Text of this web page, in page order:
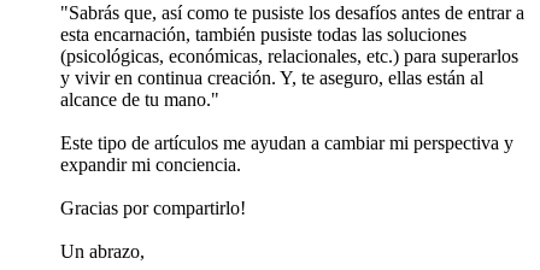
"Sabrás que, así como te pusiste los desafíos antes de entrar a
esta encarnación, también pusiste todas las soluciones
(psicológicas, económicas, relacionales, etc.) para superarlos
y vivir en continua creación. Y, te aseguro, ellas están al
alcance de tu mano."
Este tipo de artículos me ayudan a cambiar mi perspectiva y
expandir mi conciencia.
Gracias por compartirlo!
Un abrazo,